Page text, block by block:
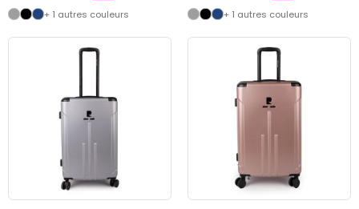
+ 1 autres couleurs
+ 1 autres couleurs